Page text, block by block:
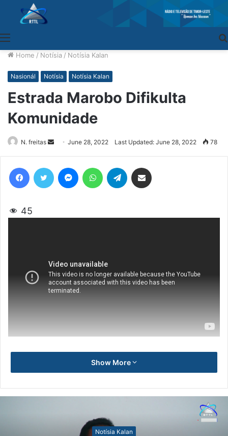
Home / Notísia / Notísia Kalan
Nasionál Notísia Notísia Kalan
Estrada Marobo Difikulta
Komunidade
N. freitas
Send
an
email
June 28, 2022 Last Updated: June 28, 2022 78
45
Show More
Notísia Kalan